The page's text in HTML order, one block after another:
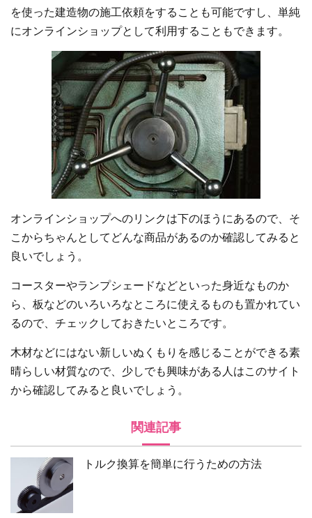
を使った建造物の施工依頼をすることも可能ですし、単純
にオンラインショップとして利用することもできます。
オンラインショップへのリンクは下のほうにあるので、そ
こからちゃんとしてどんな商品があるのか確認してみると
良いでしょう。
コースターやランプシェードなどといった身近なものか
ら、板などのいろいろなところに使えるものも置かれてい
るので、チェックしておきたいところです。
木材などにはない新しいぬくもりを感じることができる素
晴らしい材質なので、少しでも興味がある人はこのサイト
から確認してみると良いでしょう。
関連記事
トルク換算を簡単に行うための方法